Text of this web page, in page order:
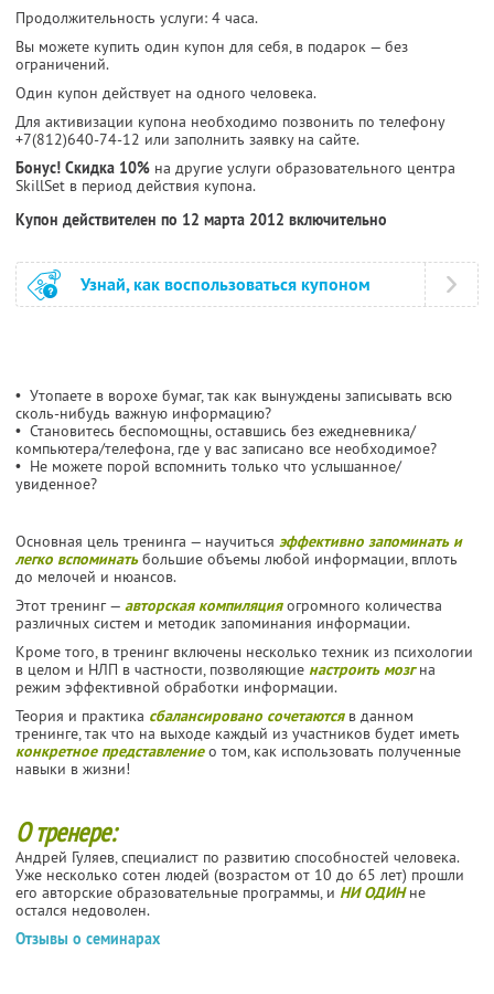
Продолжительность услуги: 4 часа.
Вы можете купить один купон для себя, в подарок — без
ограничений.
Один купон действует на одного человека.
Для активизации купона необходимо позвонить по телефону
+7(812)640-74-12 или заполнить заявку на сайте.
Бонус! Скидка 10% на другие услуги образовательного центра
SkillSet в период действия купона.
Купон действителен по 12 марта 2012 включительно
Узнай, как воспользоваться купоном
• Утопаете в ворохе бумаг, так как вынуждены записывать всю
сколь-нибудь важную информацию?
• Становитесь беспомощны, оставшись без ежедневника/
компьютера/телефона, где у вас записано все необходимое?
• Не можете порой вспомнить только что услышанное/
увиденное?
Основная цель тренинга — научиться эффективно запоминать и
легко вспоминатьбольшие объемы любой информации, вплоть
до мелочей и нюансов.
Этот тренинг — авторская компиляцияогромного количества
различных систем и методик запоминания информации.
Кроме того, в тренинг включены несколько техник из психологии
в целом и НЛП в частности, позволяющие настроить мозгна
режим эффективной обработки информации.
Теория и практика сбалансировано сочетаютсяв данном
тренинге, так что на выходе каждый из участников будет иметь
конкретное представлениео том, как использовать полученные
навыки в жизни!
О тренере:
Андрей Гуляев, специалист по развитию способностей человека.
Уже несколько сотен людей (возрастом от 10 до 65 лет) прошли
его авторские образовательные программы, и НИ ОДИНне
остался недоволен.
Отзывы о семинарах